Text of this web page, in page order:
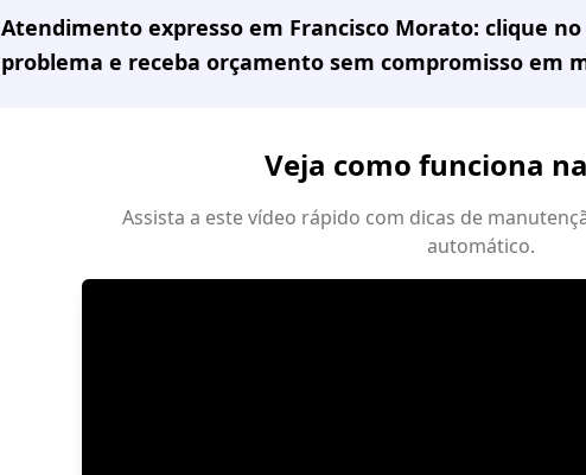
Atendimento expresso em Francisco Morato: clique
problema e receba orçamento sem compromisso em
Veja como funciona
Assista a este vídeo rápido com dicas de
automático.